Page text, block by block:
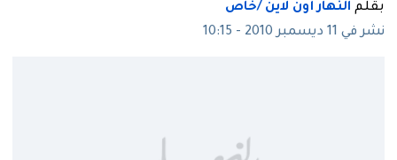
بقلم النهار أون لاين /خاص
نشر في 11 ديسمبر 2010 - 10:15